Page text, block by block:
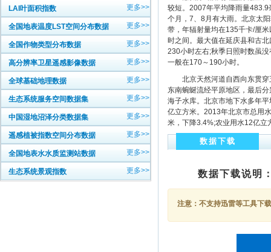
LAI叶面积指数 更多>>
全国地表温度LST空间分布数据 更多>>
全国作物类型分布数据 更多>>
高分辨率卫星遥感影像数据 更多>>
全球基础地理数据 更多>>
生态系统服务空间数据集 更多>>
中国湿地沼泽分类数据集 更多>>
遥感植被指数空间分布数据 更多>>
全国地表水水质监测站数据 更多>>
生态系统景观指数 更多>>
较短。2007年平均降雨量
个月，7、8月有大雨。北京太
带，年辐射量均在135千卡/厘
时之间。最大值在延庆县和古
230小时左右;秋季日照时数虽
一般在170～190小时。
北京天然河道自西向东贯穿
东南蜿蜒流经平原地区，最后
海子水库。北京市地下水多年
亿立方米。2013年北京市总用
米，下降3.4%;农业用水12亿立
数据下载
数据下载说明
注意：不支持迅雷等工具下